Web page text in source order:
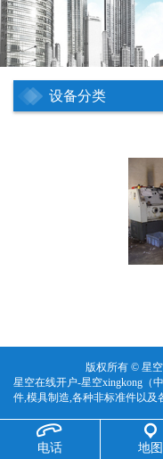
设备分类
版权所有 © 星空
星空在线开户-星空xingkong（
件,模具制造,各种非标准件以及
电话 地图